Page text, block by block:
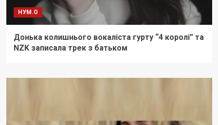
НУМ.О
Донька колишнього вокаліста гурту “4 королі” та
NZK записала трек з батьком